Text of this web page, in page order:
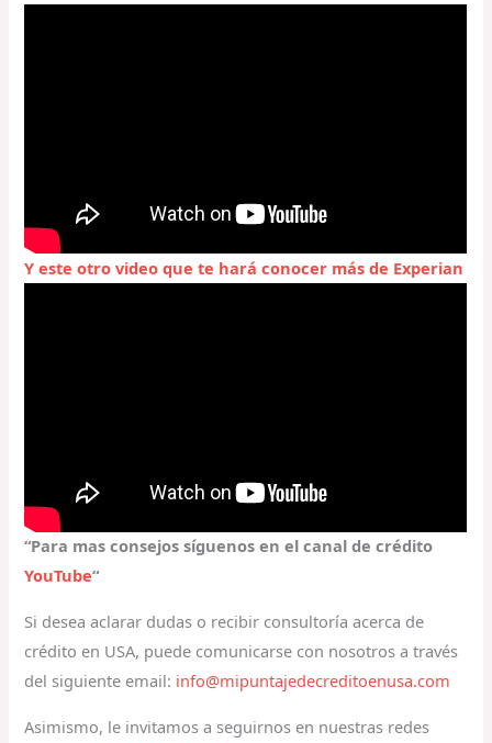
Y este otro video que te hará conocer más de Experian
“Para mas consejos síguenos en el canal de crédito
YouTube“
Si desea aclarar dudas o recibir consultoría acerca de
crédito en USA, puede comunicarse con nosotros a través
del siguiente email: info@mipuntajedecreditoenusa.com
Asimismo, le invitamos a seguirnos en nuestras redes